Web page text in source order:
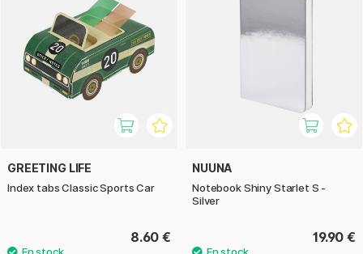
GREETING LIFE
Index tabs Classic Sports Car
8.60 €
NUUNA
Notebook Shiny Starlet S -
Silver
19.90 €